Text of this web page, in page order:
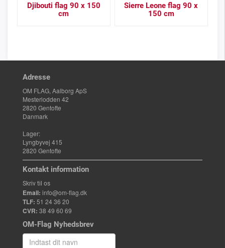
Djibouti flag 90 x 150
cm
Sierre Leone flag 90 x
150 cm
Adresse
OM FLAG, Aalborg ApS
Mesterlodden 42
2820 Gentofte
Danmark
Lager:
Lyngbyvej 415
2820 Gentofte
Kontakt information
Skriv til os
Email: info@om-flag.dk
TLF: 51 24 36 20
CVR: 38 49 60 69
OM-Flag Nyhedsbrev